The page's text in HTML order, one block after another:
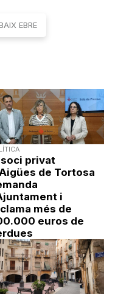
BAIX EBRE
soci privat
de Tortosa
i
més de
euros de